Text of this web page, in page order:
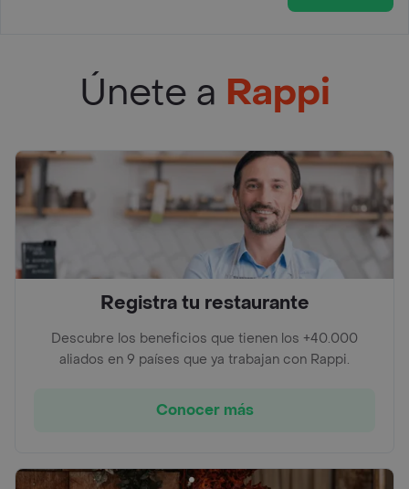
Únete a Rappi
Registra tu restaurante
Descubre los beneficios que tienen los +40.000
aliados en 9 países que ya trabajan con Rappi.
Conocer más